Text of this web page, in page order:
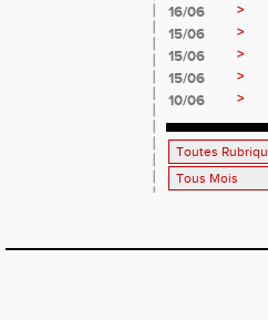
16/06
>
15/06
>
15/06
>
15/06
>
10/06
>